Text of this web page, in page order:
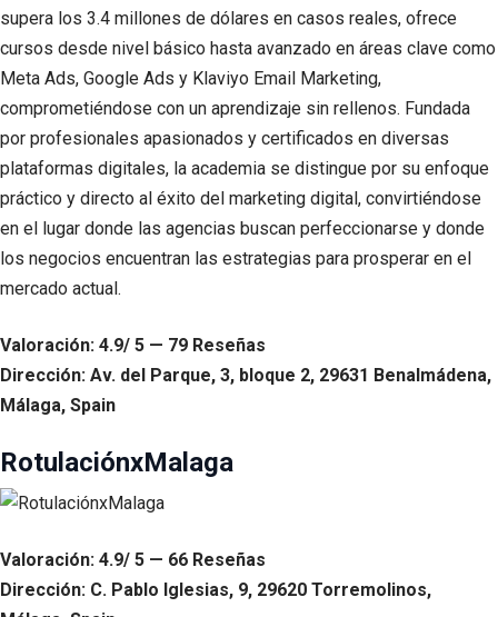
supera los 3.4 millones de dólares en casos reales, ofrece
cursos desde nivel básico hasta avanzado en áreas clave como
Meta Ads, Google Ads y Klaviyo Email Marketing,
comprometiéndose con un aprendizaje sin rellenos. Fundada
por profesionales apasionados y certificados en diversas
plataformas digitales, la academia se distingue por su enfoque
práctico y directo al éxito del marketing digital, convirtiéndose
en el lugar donde las agencias buscan perfeccionarse y donde
los negocios encuentran las estrategias para prosperar en el
mercado actual.
Valoración: 4.9/ 5 — 79 Reseñas
Dirección: Av. del Parque, 3, bloque 2, 29631 Benalmádena,
Málaga, Spain
RotulaciónxMalaga
Valoración: 4.9/ 5 — 66 Reseñas
Dirección: C. Pablo Iglesias, 9, 29620 Torremolinos,